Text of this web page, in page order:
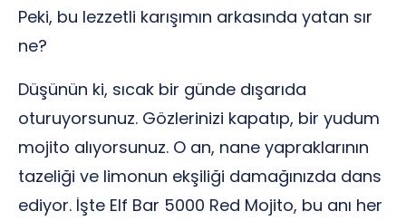
Peki, bu lezzetli karışımın arkasında yatan sır
ne?
Düşünün ki, sıcak bir günde dışarıda
oturuyorsunuz. Gözlerinizi kapatıp, bir yudum
mojito alıyorsunuz. O an, nane yapraklarının
tazeliği ve limonun ekşiliği damağınızda dans
ediyor. İşte Elf Bar 5000 Red Mojito, bu anı her